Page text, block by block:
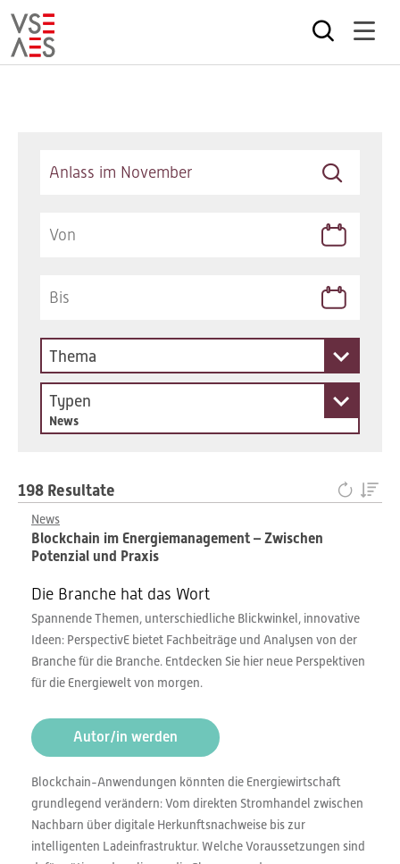
Thema
Typen
News
198 Resultate
News
Blockchain im Energiemanagement – Zwischen
Potenzial und Praxis
Die Branche hat das Wort
Spannende Themen, unterschiedliche Blickwinkel, innovative
Ideen: PerspectivE bietet Fachbeiträge und Analysen von der
Branche für die Branche. Entdecken Sie hier neue Perspektiven
für die Energiewelt von morgen.
Autor/in werden
Blockchain-Anwendungen könnten die Energiewirtschaft
grundlegend verändern: Vom direkten Stromhandel zwischen
Nachbarn über digitale Herkunftsnachweise bis zur
intelligenten Ladeinfrastruktur. Welche Voraussetzungen sind